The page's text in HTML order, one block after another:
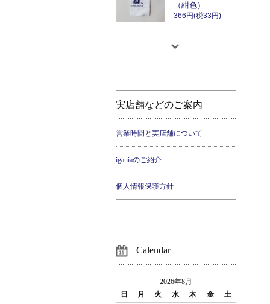
（紺色）
366円(税33円)
実店舗などのご案内
営業時間と実店舗について
iganiaのご紹介
個人情報保護方針
Calendar
2026年8月
日
月 火 水 木 金
土